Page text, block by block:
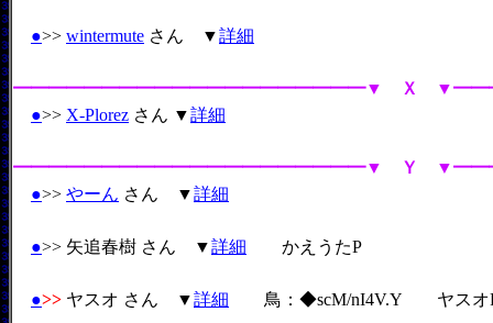
●>> wintermute さん ▼詳細
━━━━━━━━━━━━━━━━━━━━▼ Ｘ
●>> X-Plorez さん ▼詳細
━━━━━━━━━━━━━━━━━━━━▼ Ｙ
●>> やーん さん ▼詳細
●>> 矢追春樹 さん ▼詳細 かえうたP
●>> ヤスオ さん ▼詳細 鳥：◆scM/nI4V.Y ヤスオ